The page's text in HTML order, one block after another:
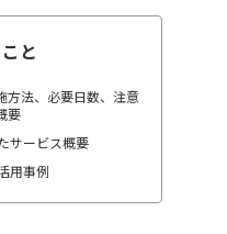
と
方法、必要日数、注意
要
サービス概要
用事例